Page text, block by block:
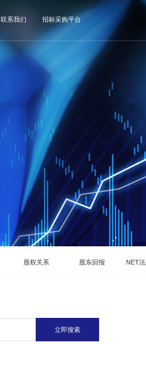
联系我们 招标采购平台
股权关系 股东回报 NET
立即搜索